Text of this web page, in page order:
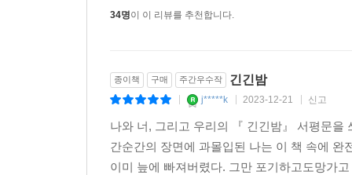
함축되어 있는 것 같다. 코뿔소 노든의 눈망울에
기억하고 추억하다 보면, 언젠간 만날 수 있다는
노든, 너의 긴긴밤 속에 내가 함께 있었더라면
빨리 뛰었을 텐데……. 언젠가 노든 널 만나면 난
날 알아본다면 우리 함께 달려 보자._임동혁(6학년
34명이 이 리뷰를 추천합니다.
종이책 구매 주간우수작 긴긴밤
j*****k 2023-12-21 신고
나와 너, 그리고 우리의 『 긴긴밤』 서평문
간순간의 장면에 과몰입된 나는 이 책 속에
이미 늪에 빠져버렸다. 그만 포기하고도망가